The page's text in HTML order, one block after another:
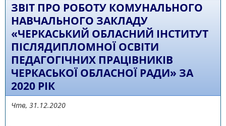
ЗВІТ ПРО РОБОТУ КОМУНАЛЬНОГО
НАВЧАЛЬНОГО ЗАКЛАДУ
«ЧЕРКАСЬКИЙ ОБЛАСНИЙ ІНСТИТУТ
ПІСЛЯДИПЛОМНОЇ ОСВІТИ
ПЕДАГОГІЧНИХ ПРАЦІВНИКІВ
ЧЕРКАСЬКОЇ ОБЛАСНОЇ РАДИ» ЗА
2020 РІК
Чтв, 31.12.2020